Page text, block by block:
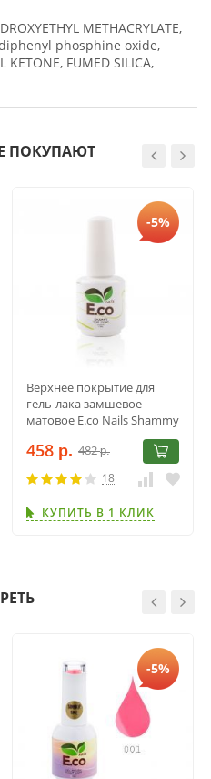
METHACRYLATE,
phosphine oxide,
KETONE, FUMED SILICA,
ПОКУПАЮТ
-5%
Верхнее покрытие для
гель-лака замшевое
матовое E.co Nails Shammy
458 р. 482р.
18
КУПИТЬ В 1 КЛИК
-5%